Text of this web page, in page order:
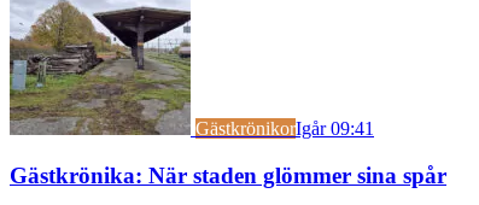
GästkrönikorIgår 09:41
Gästkrönika: När staden glömmer sina spår